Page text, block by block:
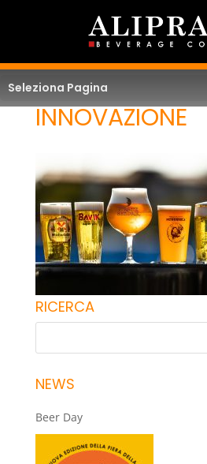
Seleziona Pagina
INNOVAZIONE
RICERCA
NEWS
Beer Day